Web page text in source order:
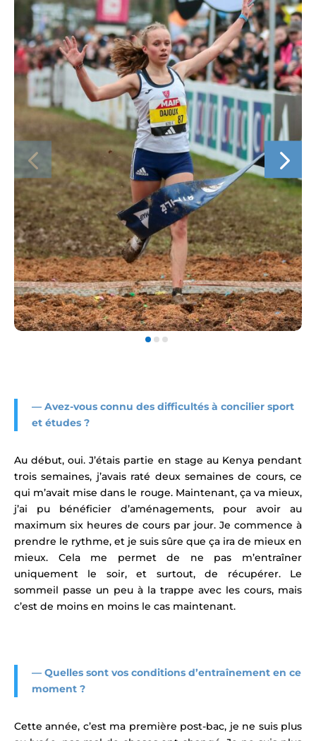
— Avez-vous connu des difficultés à concilier sport
et études ?
Au début, oui. J’étais partie en stage au Kenya pendant
trois semaines, j’avais raté deux semaines de cours, ce
qui m’avait mise dans le rouge. Maintenant, ça va mieux,
j’ai pu bénéficier d’aménagements, pour avoir au
maximum six heures de cours par jour. Je commence à
prendre le rythme, et je suis sûre que ça ira de mieux en
mieux. Cela me permet de ne pas m’entraîner
uniquement le soir, et surtout, de récupérer. Le
sommeil passe un peu à la trappe avec les cours, mais
c’est de moins en moins le cas maintenant.
— Quelles sont vos conditions d’entraînement en ce
moment ?
Cette année, c’est ma première post-bac, je ne suis plus